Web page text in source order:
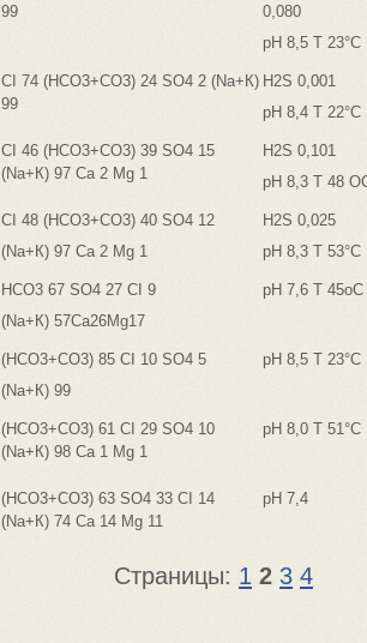
99
0,080
pH 8,5 Т 23°С
CI 74 (HCO3+CO3) 24 SO4 2 (Na+К)
99
H2S 0,001
pH 8,4 Т 22°С
CI 46 (HCO3+CO3) 39 SO4 15
(Na+К) 97 Са 2 Мg 1
H2S 0,101
pH 8,3 Т 48
CI 48 (HCO3+CO3) 40 SO4 12
(Na+К) 97 Са 2 Мg 1
H2S 0,025
pH 8,3 Т 53°С
HCO3 67 SO4 27 CI 9
(Na+К) 57Са26Mg17
pH 7,6 Т 45оС
(HCO3+CO3) 85 CI 10 SO4 5
(Na+К) 99
pH 8,5 Т 23°С
(HCO3+CO3) 61 CI 29 SO4 10
(Na+К) 98 Са 1 Мg 1
pH 8,0 Т 51°С
(HCO3+CO3) 63 SO4 33 CI 14
(Na+К) 74 Са 14 Мg 11
pH 7,4
Страницы: 1 2 3 4